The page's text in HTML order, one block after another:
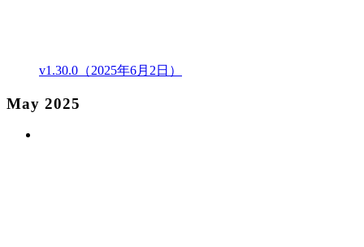
v1.30.0（2025年6月2日）
May 2025